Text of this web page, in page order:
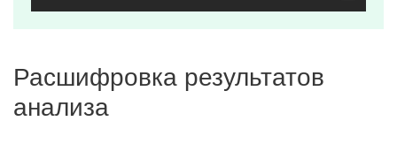
Расшифровка результатов
анализа